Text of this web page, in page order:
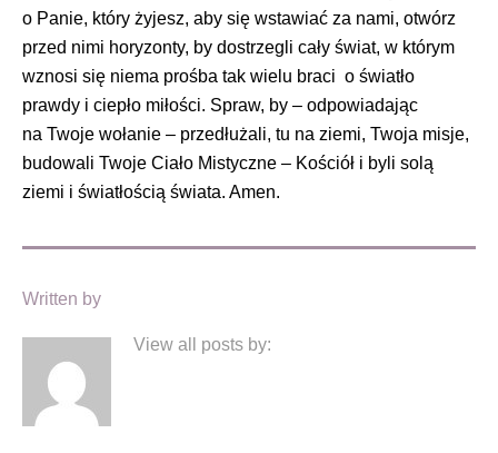
o Panie, który żyjesz, aby się wstawiać za nami, otwórz
przed nimi horyzonty, by dostrzegli cały świat, w którym
wznosi się niema prośba tak wielu braci o światło
prawdy i ciepło miłości. Spraw, by – odpowiadając
na Twoje wołanie – przedłużali, tu na ziemi, Twoja misje,
budowali Twoje Ciało Mistyczne – Kościół i byli solą
ziemi i światłością świata. Amen.
Written by
View all posts by: